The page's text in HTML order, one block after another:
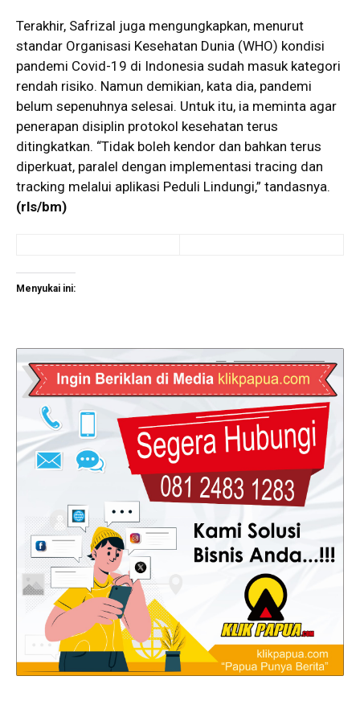
Terakhir, Safrizal juga mengungkapkan, menurut
standar Organisasi Kesehatan Dunia (WHO) kondisi
pandemi Covid-19 di Indonesia sudah masuk kategori
rendah risiko. Namun demikian, kata dia, pandemi
belum sepenuhnya selesai. Untuk itu, ia meminta agar
penerapan disiplin protokol kesehatan terus
ditingkatkan. “Tidak boleh kendor dan bahkan terus
diperkuat, paralel dengan implementasi tracing dan
tracking melalui aplikasi Peduli Lindungi,” tandasnya.
(rls/bm)
Menyukai ini: